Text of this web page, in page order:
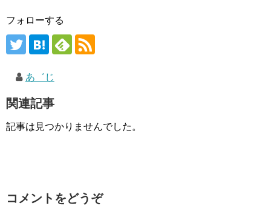
フォローする
あ゛じ
関連記事
記事は見つかりませんでした。
コメントをどうぞ